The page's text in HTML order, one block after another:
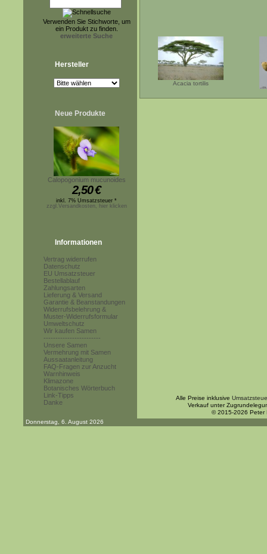
Verwenden Sie Stichworte, um
ein Produkt zu finden.
erweiterte Suche
Hersteller
Neue Produkte
Calopogonium mucunoides
2,50€
inkl. 7% Umsatzsteuer *
zzgl.Versandkosten, hier klicken
Informationen
Vertrag widerrufen
Datenschutz
EU Umsatzsteuer
Bestellablauf
Zahlungsarten
Lieferung & Versand
Garantie & Beanstandungen
Widerrufsbelehrung &
Muster-Widerrufsformular
Umweltschutz
Wir kaufen Samen
------------------------
Unsere Samen
Vermehrung mit Samen
Aussaatanleitung
FAQ-Fragen zur Anzucht
Warnhinweis
Klimazone
Botanisches Wörterbuch
Link-Tipps
Danke
Acacia tortilis
Alle Preise inklusive
Verkauf unter
© 2015-2026 Peter
Donnerstag, 6. August 2026